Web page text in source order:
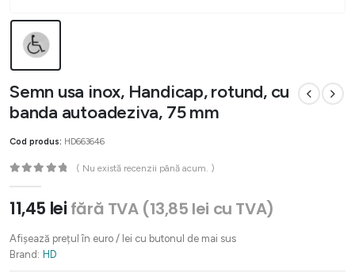
Semn usa inox, Handicap, rotund, cu
banda autoadeziva, 75 mm
Cod produs: HD663646
( Nu există recenzii până acum. )
11,45 lei fără TVA (13,85 lei cu TVA)
Afișează prețul în euro / lei cu butonul de mai sus
Brand: HD